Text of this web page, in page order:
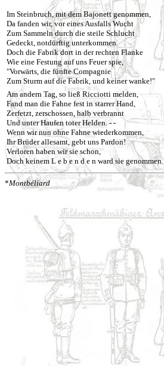
Im Steinbruch, mit dem Bajonett genommen,
Da fanden wir, vor eines Ausfalls Wucht
Zum Sammeln durch die steile Schlucht
Gedeckt, notdürftig unterkommen.
Doch die Fabrik dort in der rechten Flanke
Wie eine Festung auf uns Feuer spie,
"Vorwärts, die fünfte Compagnie
Zum Sturm auf die Fabrik, und keiner wanke!"
Am andern Tag, so ließ Ricciotti melden,
Fand man die Fahne fest in starrer Hand,
Zerfetzt, zerschossen, halb verbrannt
Und unter Haufen toter Helden. - -
Wenn wir nun ohne Fahne wiederkommen,
Ihr Brüder allesamt, gebt uns Pardon!
Verloren haben wir sie schon,
Doch keinem L e b e n d e n ward sie genommen.
*Montbéliard